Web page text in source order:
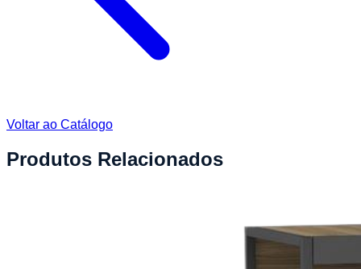
Voltar ao Catálogo
Produtos Relacionados